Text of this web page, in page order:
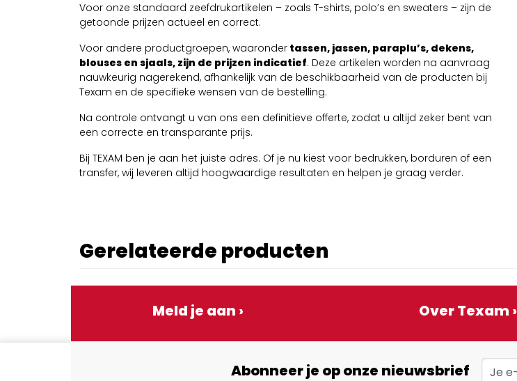
Voor onze standaard zeefdrukartikelen – zoals T-shirts, polo’s en sweaters – zijn de
getoonde prijzen actueel en correct.
Voor andere productgroepen, waaronder tassen, jassen, paraplu’s, dekens,
blouses en sjaals, zijn de prijzen indicatief. Deze artikelen worden na aanvraag
nauwkeurig nagerekend, afhankelijk van de beschikbaarheid van de producten bij
Texam en de specifieke wensen van de bestelling.
Na controle ontvangt u van ons een definitieve offerte, zodat u altijd zeker bent van
een correcte en transparante prijs.
Bij TEXAM ben je aan het juiste adres. Of je nu kiest voor bedrukken, borduren of een
transfer, wij leveren altijd hoogwaardige resultaten en helpen je graag verder.
Gerelateerde producten
Meld je aan › Over Texam ›
Abonneer je op onze nieuwsbrief